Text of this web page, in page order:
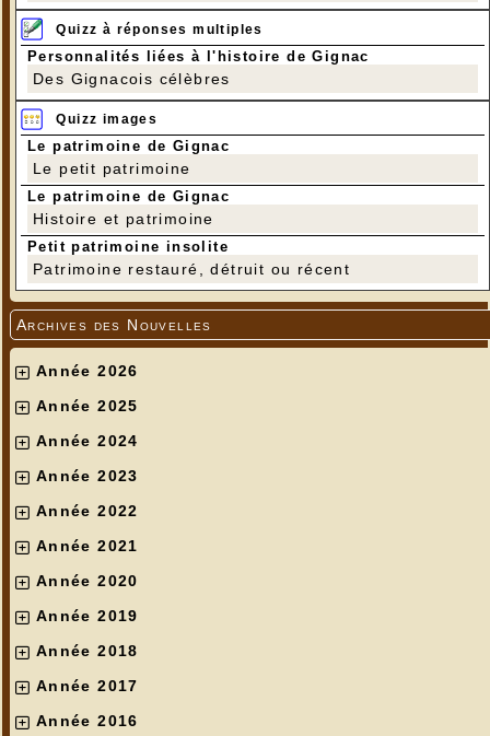
Quizz à réponses multiples
Personnalités liées à l'histoire de Gignac
Des Gignacois célèbres
Quizz images
Le patrimoine de Gignac
Le petit patrimoine
Le patrimoine de Gignac
Histoire et patrimoine
Petit patrimoine insolite
Patrimoine restauré, détruit ou récent
Archives des Nouvelles
Année 2026
Année 2025
Année 2024
Année 2023
Année 2022
Année 2021
Année 2020
Année 2019
Année 2018
Année 2017
Année 2016